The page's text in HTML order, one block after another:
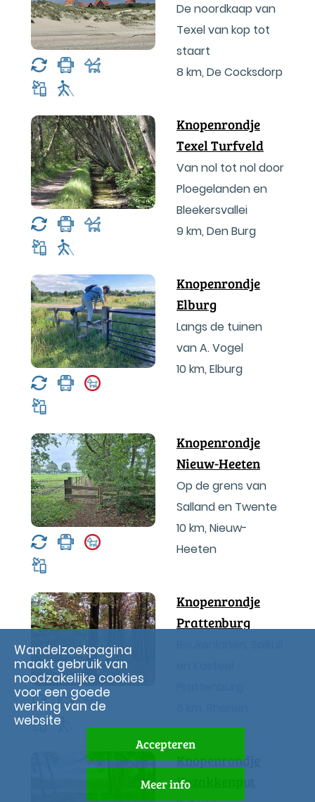
De noordkaap van
Texel van kop tot
staart
8 km, De Cocksdorp
Knopenrondje
Texel Turfveld
Van nol tot nol door
Ploegelanden en
Bleekersvallei
9 km, Den Burg
Knopenrondje
Elburg
Langs de tuinen
van A. Vogel
10 km, Elburg
Knopenrondje
Nieuw-Heeten
Op de grens van
Salland en Twente
10 km, Nieuw-
Heeten
Knopenrondje
Prattenburg
Knopenrondje
Kozakkenput
Wandelzoekpagina
maakt gebruik van
noodzakelijke cookies
voor een goede
werking van de
website
Accepteren
Meer info